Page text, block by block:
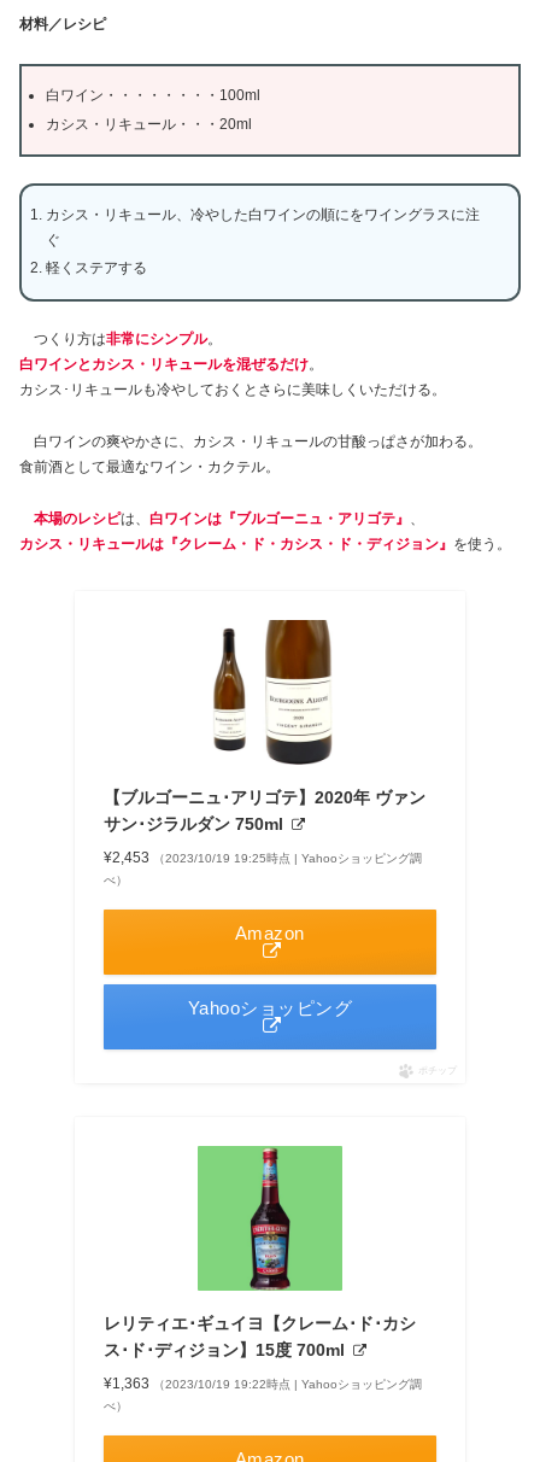
材料／レシピ
白ワイン・・・・・・・・100ml
カシス・リキュール・・・20ml
カシス・リキュール、冷やした白ワインの順にをワイングラスに注
ぐ
軽くステアする
つくり方は非常にシンプル。
白ワインとカシス・リキュールを混ぜるだけ。
カシス･リキュールも冷やしておくとさらに美味しくいただける。
白ワインの爽やかさに、カシス・リキュールの甘酸っぱさが加わる。
食前酒として最適なワイン・カクテル。
本場のレシピは、 白ワインは『ブルゴーニュ・アリゴテ』
カシス・リキュールは『クレーム・ド・カシス・ド・ディジョン』 を使う。
【ブルゴーニュ･アリゴテ】2020年 ヴァン
サン･ジラルダン 750ml
¥2,453
（2023/10/19 19:25時点 | Yahooショッピング調
べ）
Amazon
Yahooショッピング
ポチップ
レリティエ･ギュイヨ【クレーム･ド･カシ
ス･ド･ディジョン】15度 700ml
¥1,363
（2023/10/19 19:22時点 | Yahooショッピング調
べ）